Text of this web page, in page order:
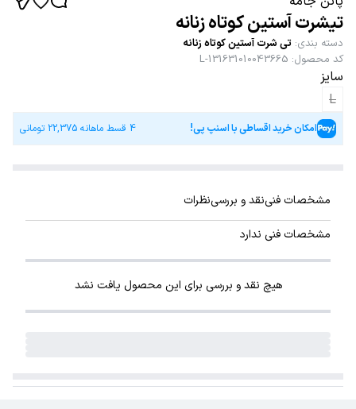
تیشرت آستین کوتاه زنانه
دسته بندی: تی شرت آستین کوتاه زنانه
کد محصول:
131631010043665-L
سایز
L
امکان خرید اقساطی با اسنپ پی! 4 قسط ماهانه 22,375 تومانی
مشخصات فنینقد و بررسینظرات
مشخصات فنی ندارد
هیچ نقد و بررسی برای این محصول یافت نشد